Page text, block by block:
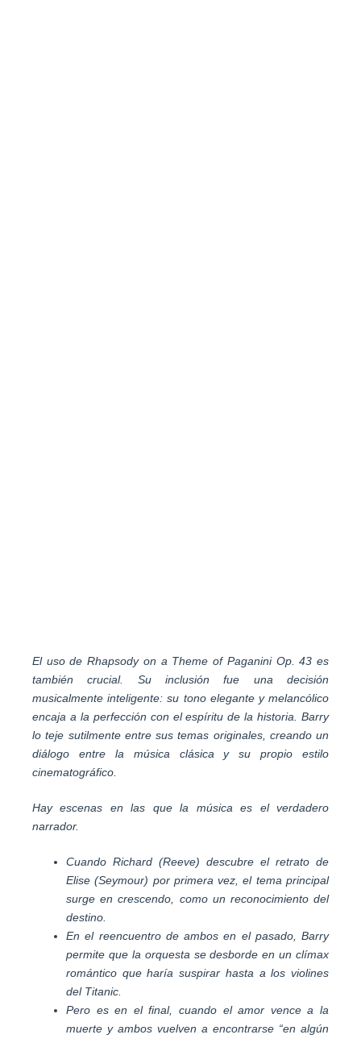
El uso de Rhapsody on a Theme of Paganini Op. 43 es
también crucial. Su inclusión fue una decisión
musicalmente inteligente: su tono elegante y melancólico
encaja a la perfección con el espíritu de la historia. Barry
lo teje sutilmente entre sus temas originales, creando un
diálogo entre la música clásica y su propio estilo
cinematográfico.
Hay escenas en las que la música es el verdadero
narrador.
Cuando Richard (Reeve) descubre el retrato de
Elise (Seymour) por primera vez, el tema principal
surge en crescendo, como un reconocimiento del
destino.
En el reencuentro de ambos en el pasado, Barry
permite que la orquesta se desborde en un clímax
romántico que haría suspirar hasta a los violines
del Titanic.
Pero es en el final, cuando el amor vence a la
muerte y ambos vuelven a encontrarse “en algún